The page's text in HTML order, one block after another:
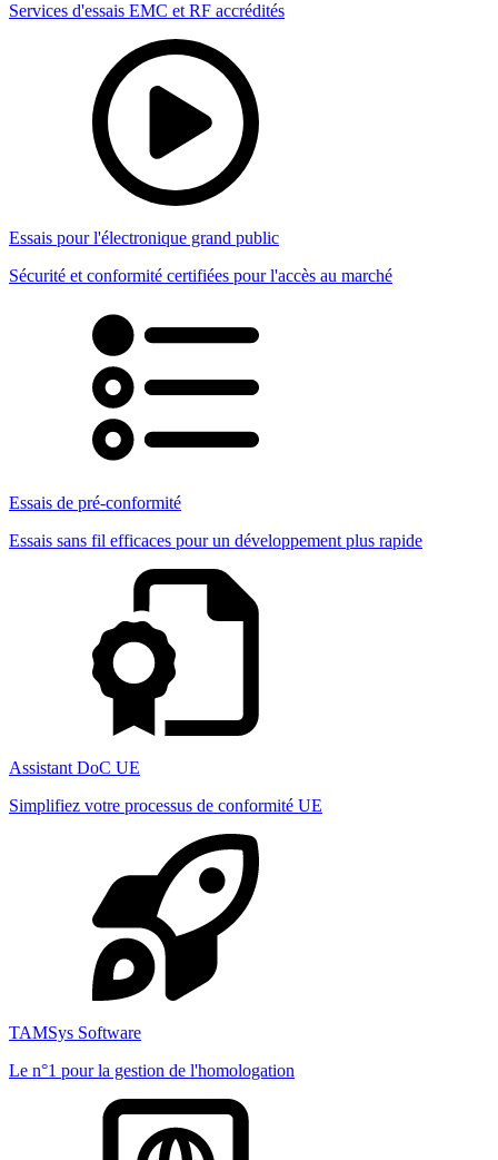
Services d'essais EMC et RF accrédités
Essais pour l'électronique grand public
Sécurité et conformité certifiées pour l'accès au marché
Essais de pré-conformité
Essais sans fil efficaces pour un développement plus rapide
Assistant DoC UE
Simplifiez votre processus de conformité UE
TAMSys Software
Le n°1 pour la gestion de l'homologation